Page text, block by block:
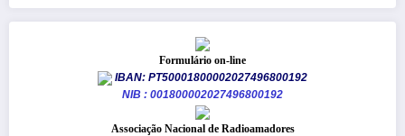
Formulário on-line
IBAN: PT50001800002027496800192
NIB : 001800002027496800192
​Associação Nacional de Radioamadores